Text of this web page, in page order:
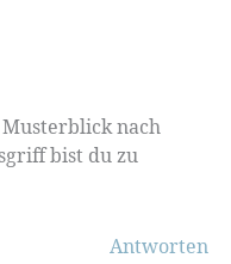
nach
bist du zu
Antworten